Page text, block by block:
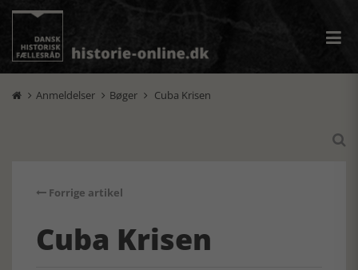
 Anmeldelser  Bøger  Cuba Krisen

Forrige artikel
Cuba Krisen